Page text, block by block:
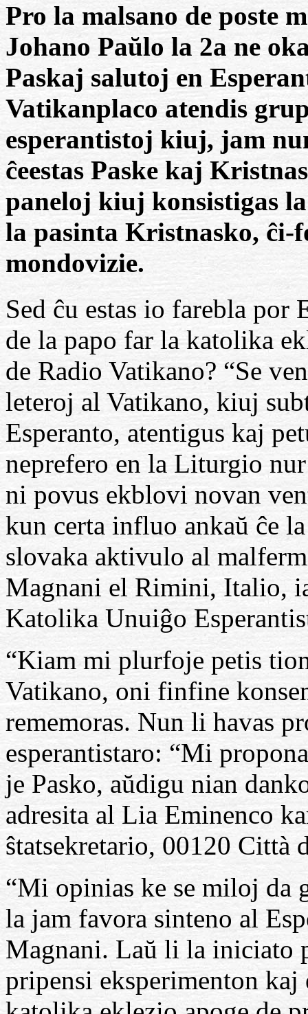
Pro la malsano de poste
Johano Paŭlo la 2a ne
Paskaj salutoj en
Vatikanplaco atendis
esperantistoj kiuj, jam
ĉeestas Paske kaj
paneloj kiuj konsistigas
la pasinta Kristnasko,
mondovizie.
Sed ĉu estas io farebla por
de la papo far la katolika
de Radio Vatikano? “Se
leteroj al Vatikano, kiuj
Esperanto, atentigus kaj
neprefero en la Liturgio
ni povus ekblovi novan
kun certa influo ankaŭ ĉe
slovaka aktivulo al
Magnani el Rimini, Italio,
Katolika Unuiĝo
“Kiam mi plurfoje petis
Vatikano, oni finfine
rememoras. Nun li havas
esperantistaro: “Mi
je Pasko, aŭdigu nian
adresita al Lia Eminenco
ŝtatsekretario, 00120 Città
“Mi opinias ke se miloj da
la jam favora sinteno al
Magnani. Laŭ li la iniciato
pripensi eksperimenton kaj